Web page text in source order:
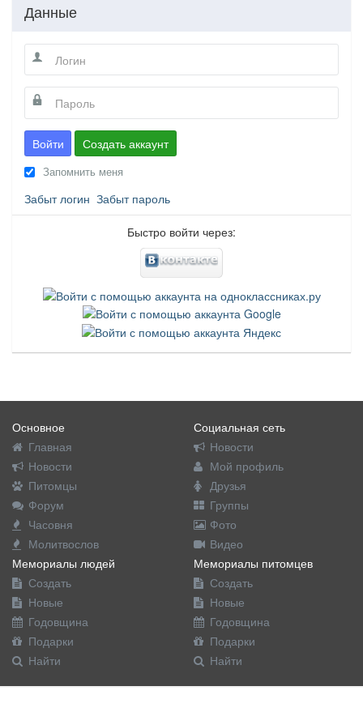
Данные
Войти Создать аккаунт
Запомнить меня
Забыт логин Забыт пароль
Быстро войти через:
Основное
Главная
Новости
Питомцы
Форум
Часовня
Молитвослов
Социальная сеть
Новости
Мой профиль
Друзья
Группы
Фото
Видео
Мемориалы людей
Создать
Новые
Годовщина
Подарки
Найти
Мемориалы питомцев
Создать
Новые
Годовщина
Подарки
Найти